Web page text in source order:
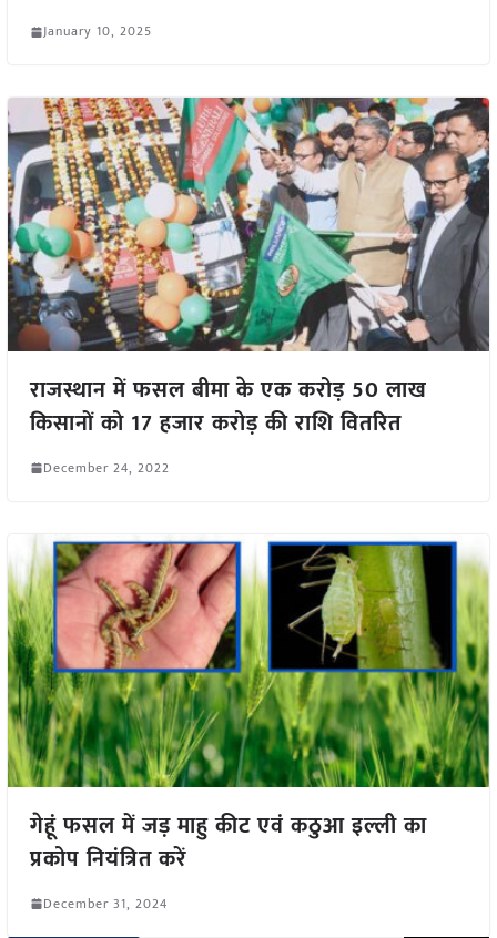
January 10, 2025
राजस्थान में फसल बीमा के एक करोड़ 50 लाख
किसानों को 17 हजार करोड़ की राशि वितरित
December 24, 2022
गेहूं फसल में जड़ माहु कीट एवं कठुआ इल्ली का
प्रकोप नियंत्रित करें
December 31, 2024